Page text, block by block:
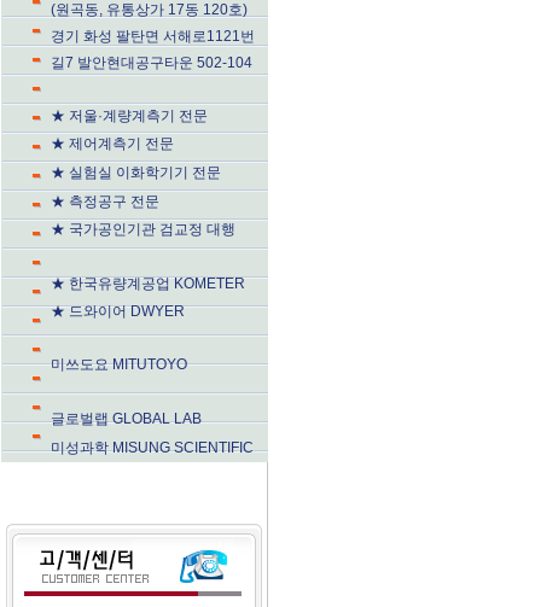
(원곡동, 유통상가 17동 120호)
경기 화성 팔탄면 서해로1121번
길7 발안현대공구타운 502-104
★ 저울·계량계측기 전문
★ 제어계측기 전문
★ 실험실 이화학기기 전문
★ 측정공구 전문
★ 국가공인기관 검교정 대행
★ 한국유량계공업 KOMETER
★ 드와이어 DWYER
미쓰도요 MITUTOYO
글로벌랩 GLOBAL LAB
미성과학 MISUNG SCIENTIFIC